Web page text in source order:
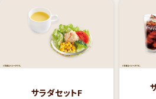
サラダセットF